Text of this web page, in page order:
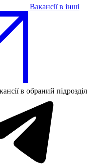
Вакансії в інші
в обраний підрозділ